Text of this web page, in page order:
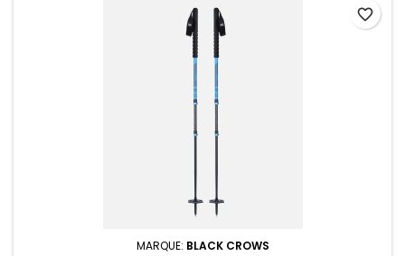
MARQUE: BLACK CROWS
favorite_border